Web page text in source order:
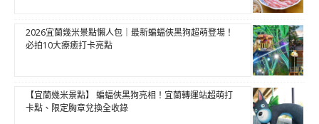
2026宜蘭幾米景點懶人包｜最新蝙蝠俠黑狗超萌登場！
必拍10大療癒打卡亮點
【宜蘭幾米景點】 蝙蝠俠黑狗亮相！宜蘭轉運站超萌打
卡點、限定胸章兌換全收錄